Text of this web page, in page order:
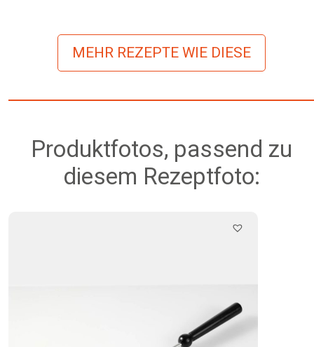
MEHR REZEPTE WIE DIESE
Produktfotos, passend zu
diesem Rezeptfoto: